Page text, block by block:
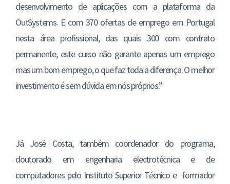
desenvolvimento de aplicações com a plataforma da
OutSystems. E com 370 ofertas de emprego em Portugal
nesta área profissional, das quais 300 com contrato
permanente, este curso não garante apenas um emprego
mas um bom emprego, o que faz toda a diferença. O melhor
investimento é sem dúvida em nós próprios.”
Já José Costa, também coordenador do programa,
doutorado em engenharia electrotécnica e de
computadores pelo Instituto Superior Técnico e formador